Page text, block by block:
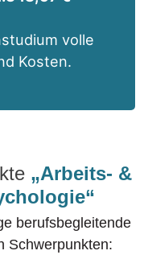
volle
Kosten.
„Arbeits- &
berufsbegleitende
Schwerpunkten: